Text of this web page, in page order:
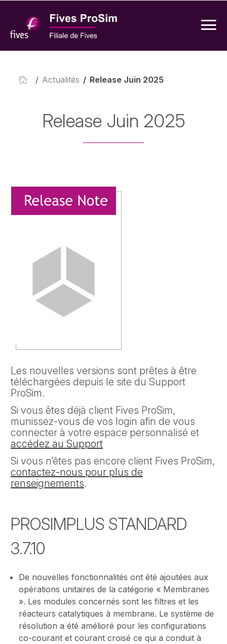
/ Actualités / Release Juin 2025
Release Juin 2025
Les nouvelles versions sont prêtes à être
téléchargées depuis le site du Support
ProSim.
Si vous êtes déjà client Fives ProSim,
munissez-vous de vos login afin de vous
connecter à votre espace personnalisé et
accédez au Support
Si vous n’êtes pas encore client Fives ProSim,
contactez-nous pour plus de
renseignements.
PROSIMPLUS STANDARD
3.7.10
De nouvelles fonctionnalités ont été ajoutées aux
opérations unitaires de la catégorie « Membranes
». Les modules concernés sont les filtres et les
réacteurs catalytiques à membrane. Le système de
résolution a été amélioré pour les configurations
co-courant et courant croisé ce qui a conduit à